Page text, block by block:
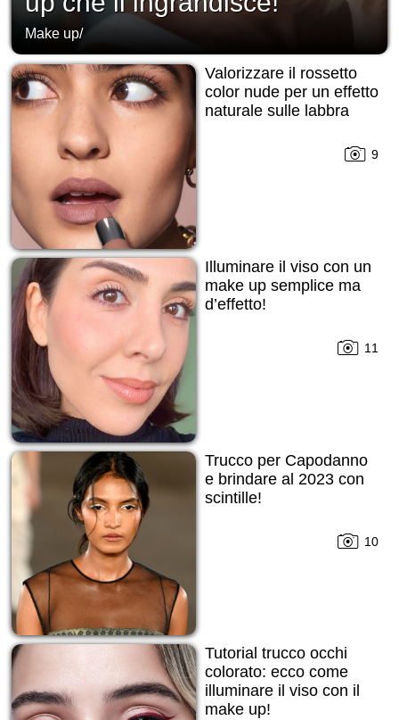
Make up/
Valorizzare il rossetto
color nude per un effetto
naturale sulle labbra
9
Illuminare il viso con un
make up semplice ma
d’effetto!
11
Trucco per Capodanno
е brindare al 2023 con
scintille!
10
Tutorial trucco occhi
colorato: ecco come
illuminare il viso con il
make up!